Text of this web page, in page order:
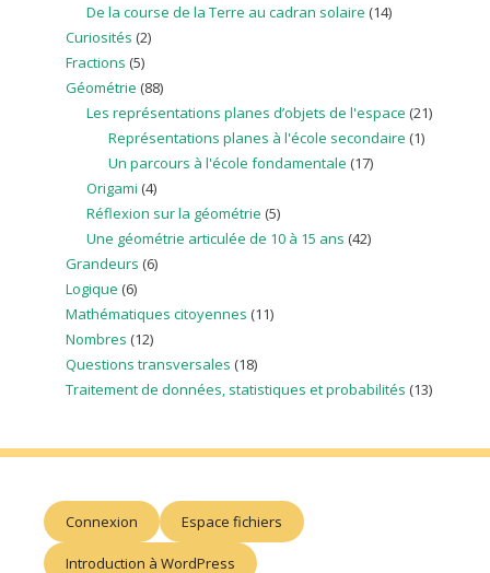
De la course de la Terre au cadran solaire (14)
Curiosités (2)
Fractions (5)
Géométrie (88)
Les représentations planes d’objets de l'espace (21)
Représentations planes à l'école secondaire (1)
Un parcours à l'école fondamentale (17)
Origami (4)
Réflexion sur la géométrie (5)
Une géométrie articulée de 10 à 15 ans (42)
Grandeurs (6)
Logique (6)
Mathématiques citoyennes (11)
Nombres (12)
Questions transversales (18)
Traitement de données, statistiques et probabilités (13)
Connexion Espace fichiers
Introduction à WordPress